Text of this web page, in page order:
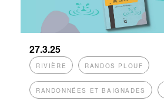
27.3.25
RIVIÈRE RANDOS PLOUF
RANDONNÉES ET BAIGNADES